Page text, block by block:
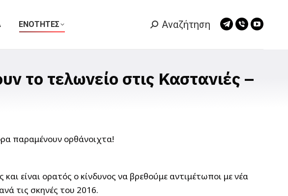
ΕΝΟΤΗΤΕΣ Search:
Αναζήτηση
Telegram
new
Viber
new
το τελωνείο στις Καστανιές –
είναι ορατός ο κίνδυνος να βρεθούμε αντιμέτωποι με νέα
τις σκηνές του 2016.